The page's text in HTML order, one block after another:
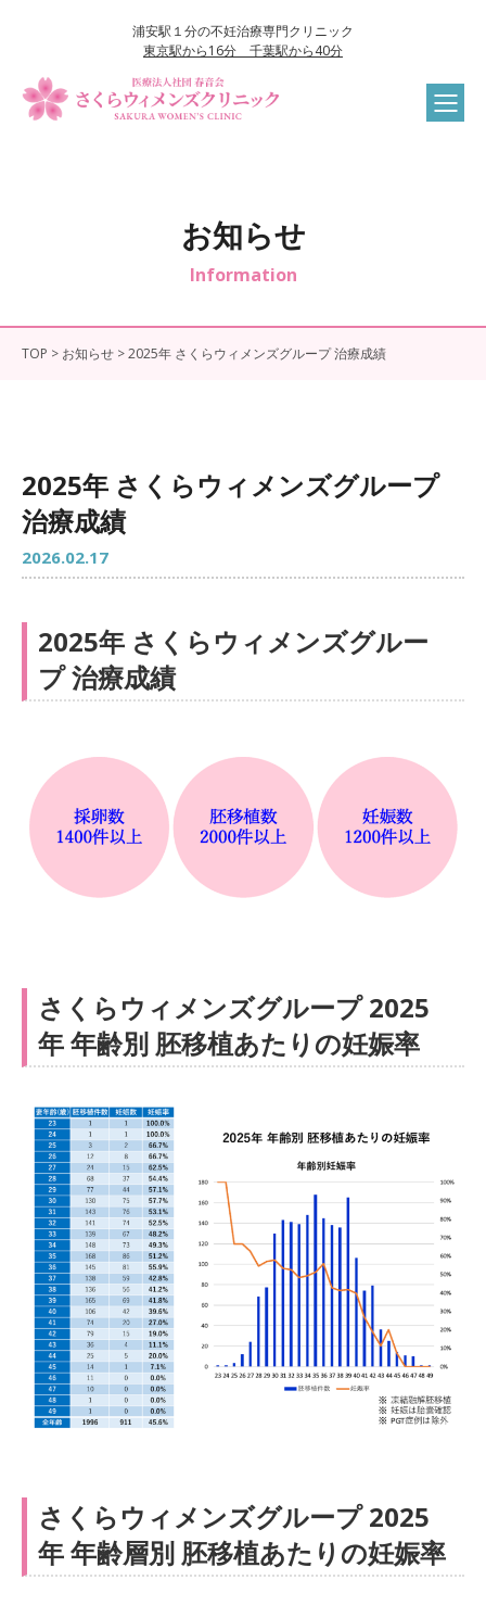
浦安駅１分の不妊治療専門クリニック
東京駅から16分 千葉駅から40分
お知らせ
Information
TOP > お知らせ >2025年 さくらウィメンズグループ 治療成績
2025年 さくらウィメンズグループ
治療成績
2026.02.17
2025年 さくらウィメンズグルー
プ 治療成績
さくらウィメンズグループ 2025
年 年齢別 胚移植あたりの妊娠率
さくらウィメンズグループ 2025
年 年齢層別 胚移植あたりの妊娠率